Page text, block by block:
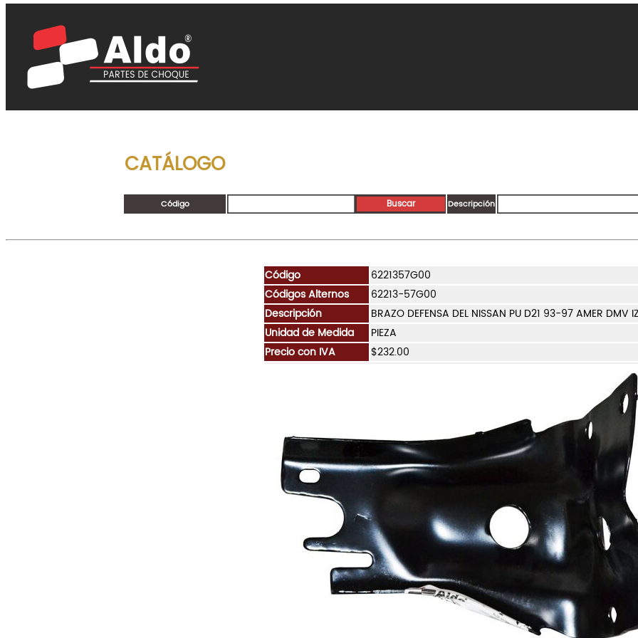
CATÁLOGO
Código Descripción
Código
6221357G00
Códigos Alternos
62213-57G00
Descripción
BRAZO DEFENSA DEL NISSAN PU D21 93-97 AMER DMV
Unidad de Medida
PIEZA
Precio con IVA
$232.00